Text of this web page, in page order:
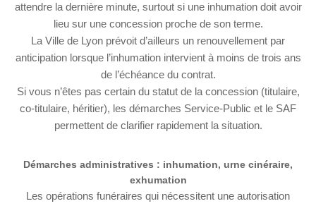
attendre la dernière minute, surtout si une inhumation doit avoir
lieu sur une concession proche de son terme.
La Ville de Lyon prévoit d’ailleurs un renouvellement par
anticipation lorsque l’inhumation intervient à moins de trois ans
de l’échéance du contrat.
Si vous n’êtes pas certain du statut de la concession (titulaire,
co-titulaire, héritier), les démarches Service-Public et le SAF
permettent de clarifier rapidement la situation.
Démarches administratives : inhumation, urne cinéraire,
exhumation
Les opérations funéraires qui nécessitent une autorisation